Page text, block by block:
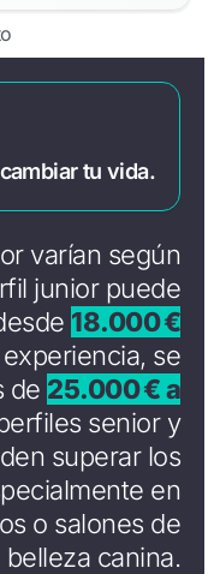
tu vida.
varían según
junior puede
18.000 €
se
de 25.000 € a
senior y
superar los
en
o salones de
belleza canina.